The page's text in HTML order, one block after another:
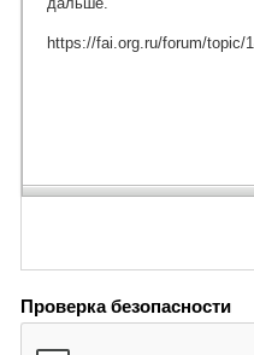
Проверка безопасности